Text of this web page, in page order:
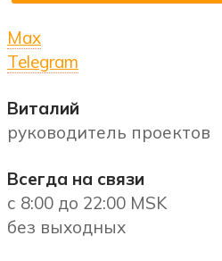
Max
Telegram
Виталий
руководитель проектов
Всегда на связи
с 8:00 до 22:00 MSK
без выходных